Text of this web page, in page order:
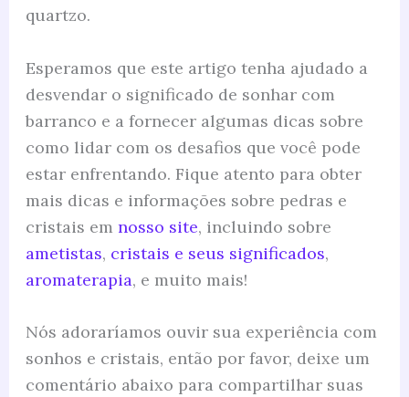
quartzo.
Esperamos que este artigo tenha ajudado a
desvendar o significado de sonhar com
barranco e a fornecer algumas dicas sobre
como lidar com os desafios que você pode
estar enfrentando. Fique atento para obter
mais dicas e informações sobre pedras e
cristais em nosso site, incluindo sobre
ametistas, cristais e seus significados,
aromaterapia, e muito mais!
Nós adoraríamos ouvir sua experiência com
sonhos e cristais, então por favor, deixe um
comentário abaixo para compartilhar suas